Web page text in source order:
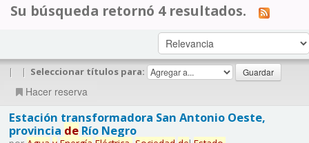
Su búsqueda retornó 4 resultados.
| | Seleccionar títulos para:
Hacer reserva
Estación transformadora San Antonio Oeste,
provincia deRío Negro